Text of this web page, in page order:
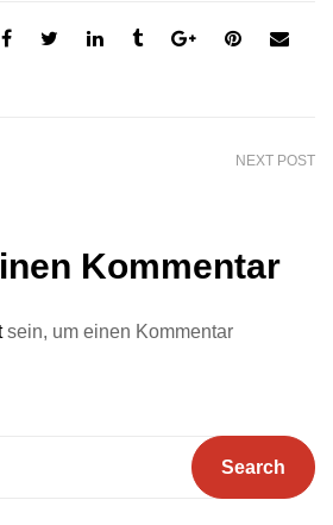
NEXT POST
Kommentar
sein, um einen Kommentar